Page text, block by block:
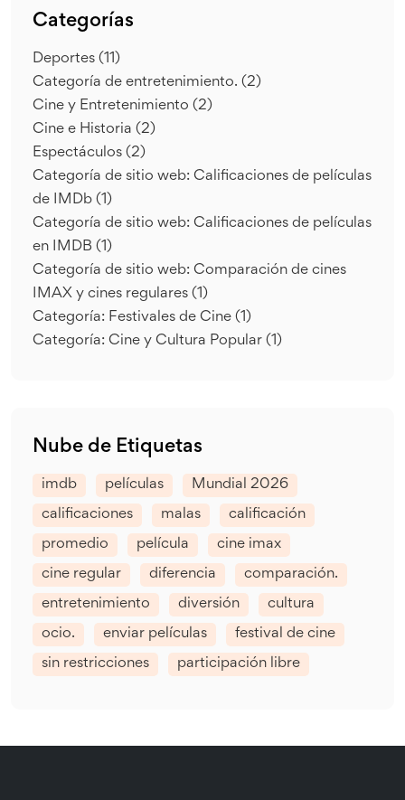
Categorías
Deportes (11)
Categoría de entretenimiento. (2)
Cine y Entretenimiento (2)
Cine e Historia (2)
Espectáculos (2)
Categoría de sitio web: Calificaciones de películas
de IMDb (1)
Categoría de sitio web: Calificaciones de películas
en IMDB (1)
Categoría de sitio web: Comparación de cines
IMAX y cines regulares (1)
Categoría: Festivales de Cine (1)
Categoría: Cine y Cultura Popular (1)
Nube de Etiquetas
imdb películas Mundial 2026
calificaciones malas calificación
promedio película cine imax
cine regular diferencia comparación.
entretenimiento diversión cultura
ocio. enviar películas festival de cine
sin restricciones participación libre